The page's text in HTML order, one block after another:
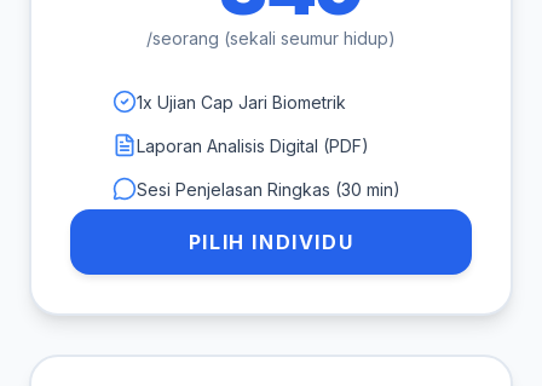
/seorang (sekali seumur hidup)
1x Ujian Cap Jari Biometrik
Laporan Analisis Digital (PDF)
Sesi Penjelasan Ringkas (30 min)
PILIH INDIVIDU